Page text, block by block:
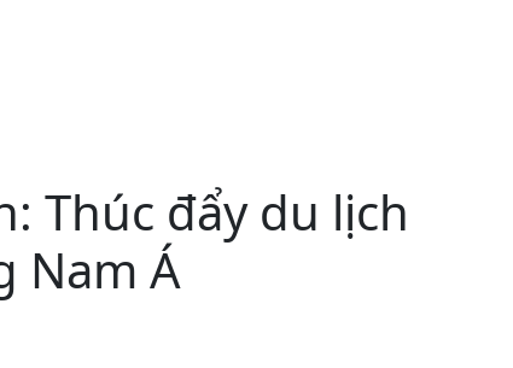
Thúc đẩy du lịch
Nam Á